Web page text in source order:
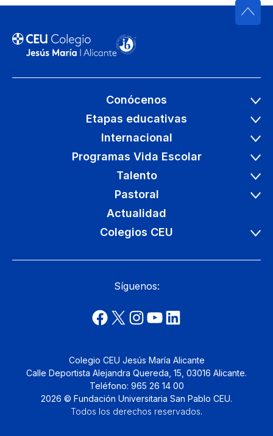
Conócenos
Etapas educativas
Internacional
Programas Vida Escolar
Talento
Pastoral
Actualidad
Colegios CEU
Síguenos:
Colegio CEU Jesús María Alicante
Calle Deportista Alejandra Quereda, 15, 03016 Alicante.
Teléfono: 965 26 14 00
2026 © Fundación Universitaria San Pablo CEU.
Todos los derechos reservados.